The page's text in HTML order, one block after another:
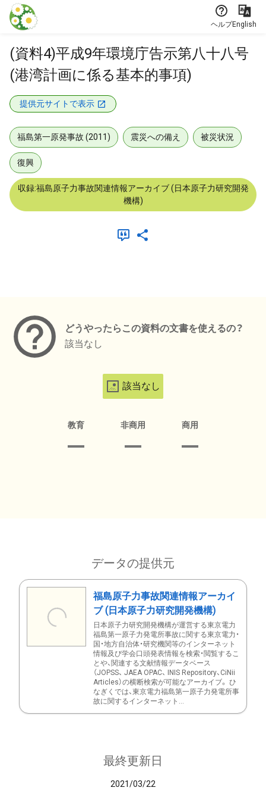
本文に飛ぶ
ヘルプEnglish
(資料4)平成9年環境庁告示第八十八号
(港湾計画に係る基本的事項)
提供元サイトで表示
福島第一原発事故 (2011) 震災への備え 被災状況
復興
収録:福島原子力事故関連情報アーカイブ (日本原子力研究開発
機構)
どうやったらこの資料の文書を使えるの？
該当なし
該当なし
教育 非商用 商用
データの提供元
福島原子力事故関連情報アーカイ
ブ (日本原子力研究開発機構)
日本原子力研究開発機構が運営する東京電力
福島第一原子力発電所事故に関する東京電力・
国・地方自治体・研究機関等のインターネット
情報及び学会口頭発表情報を検索・閲覧するこ
とや、関連する文献情報データベース
（JOPSS、 JAEA OPAC、 INIS Repository、CiNii
Articles）の横断検索が可能なアーカイブ。 ひ
なぎくでは、東京電力福島第一原子力発電所事
故に関するインターネット...
最終更新日
2021/03/22